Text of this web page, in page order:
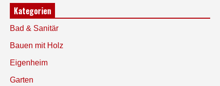
Kategorien
Bad & Sanitär
Bauen mit Holz
Eigenheim
Garten